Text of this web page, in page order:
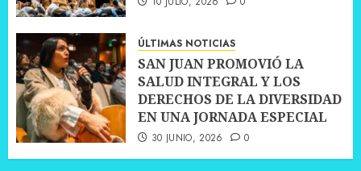
ÚLTIMAS NOTICIAS
SAN JUAN PROMOVIÓ LA
SALUD INTEGRAL Y LOS
DERECHOS DE LA DIVERSIDAD
EN UNA JORNADA ESPECIAL
30 JUNIO, 2026 0